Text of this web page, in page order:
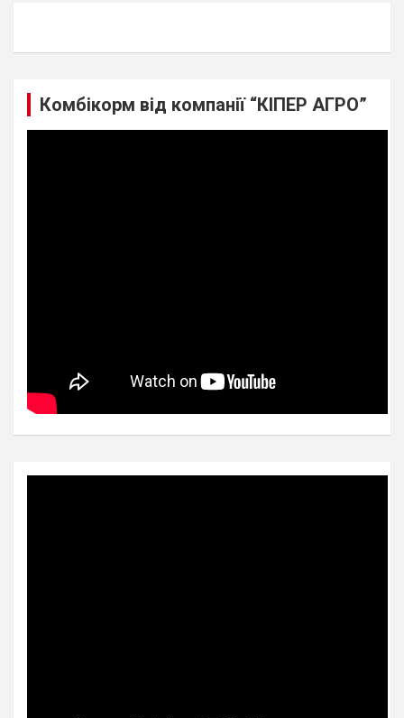
Комбікорм від компанії “КІПЕР АГРО”